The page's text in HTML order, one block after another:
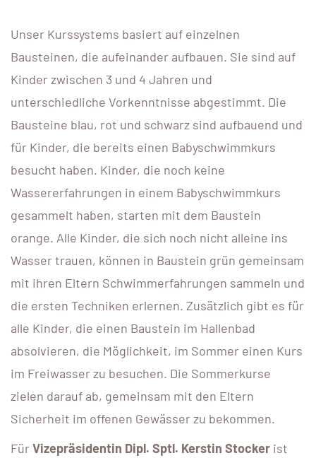
Unser Kurssystems basiert auf einzelnen
Bausteinen, die aufeinander aufbauen. Sie sind auf
Kinder zwischen 3 und 4 Jahren und
unterschiedliche Vorkenntnisse abgestimmt. Die
Bausteine blau, rot und schwarz sind aufbauend und
für Kinder, die bereits einen Babyschwimmkurs
besucht haben. Kinder, die noch keine
Wassererfahrungen in einem Babyschwimmkurs
gesammelt haben, starten mit dem Baustein
orange. Alle Kinder, die sich noch nicht alleine ins
Wasser trauen, können in Baustein grün gemeinsam
mit ihren Eltern Schwimmerfahrungen sammeln und
die ersten Techniken erlernen. Zusätzlich gibt es für
alle Kinder, die einen Baustein im Hallenbad
absolvieren, die Möglichkeit, im Sommer einen Kurs
im Freiwasser zu besuchen. Die Sommerkurse
zielen darauf ab, gemeinsam mit den Eltern
Sicherheit im offenen Gewässer zu bekommen.
Für Vizepräsidentin Dipl. Sptl. Kerstin Stocker ist